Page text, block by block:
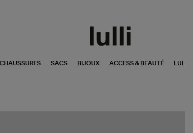
CHAUSSURES SACS BIJOUX ACCESS & BEAUTÉ LUI